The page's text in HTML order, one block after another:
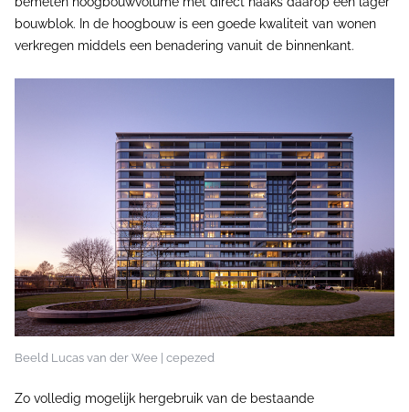
bouwblok. In de hoogbouw is een goede kwaliteit van wonen
verkregen middels een benadering vanuit de binnenkant.
Beeld Lucas van der Wee | cepezed
Zo volledig mogelijk hergebruik van de bestaande